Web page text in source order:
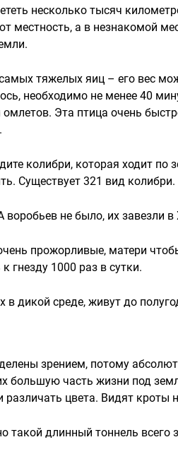
несколько тысяч
местность, а в незнакомой
тяжелых яиц – его вес
необходимо не менее 40
Эта птица очень
колибри, которая ходит по
Существует 321 вид колибри.
не было, их завезли в
прожорливые, матери
гнезду 1000 раз в сутки.
в дикой среде, живут до
зрением, потому
большую часть жизни под
различать цвета. Видят кроты
такой длинный тоннель всего